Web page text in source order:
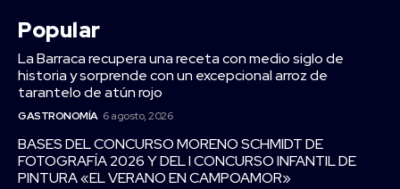
Popular
La Barraca recupera una receta con medio siglo de
historia y sorprende con un excepcional arroz de
tarantelo de atún rojo
GASTRONOMÍA 6 agosto, 2026
BASES DEL CONCURSO MORENO SCHMIDT DE
FOTOGRAFÍA 2026 Y DEL I CONCURSO INFANTIL DE
PINTURA «EL VERANO EN CAMPOAMOR»